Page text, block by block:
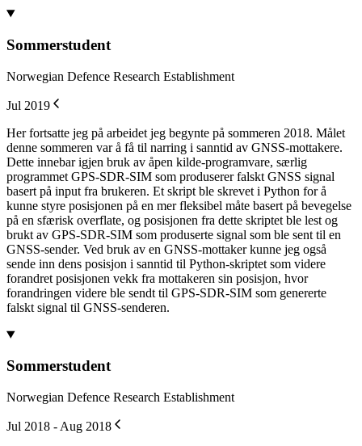
Sommerstudent
Norwegian Defence Research Establishment
Jul 2019
Her fortsatte jeg på arbeidet jeg begynte på sommeren 2018. Målet
denne sommeren var å få til narring i sanntid av GNSS-mottakere.
Dette innebar igjen bruk av åpen kilde-programvare, særlig
programmet GPS-SDR-SIM som produserer falskt GNSS signal
basert på input fra brukeren. Et skript ble skrevet i Python for å
kunne styre posisjonen på en mer fleksibel måte basert på bevegelse
på en sfærisk overflate, og posisjonen fra dette skriptet ble lest og
brukt av GPS-SDR-SIM som produserte signal som ble sent til en
GNSS-sender. Ved bruk av en GNSS-mottaker kunne jeg også
sende inn dens posisjon i sanntid til Python-skriptet som videre
forandret posisjonen vekk fra mottakeren sin posisjon, hvor
forandringen videre ble sendt til GPS-SDR-SIM som genererte
falskt signal til GNSS-senderen.
Sommerstudent
Norwegian Defence Research Establishment
Jul 2018 - Aug 2018